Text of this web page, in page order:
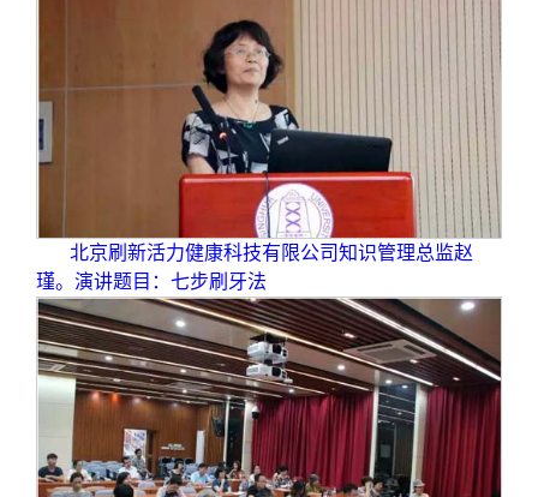
北京刷新活力健康科技有限公司知识管理总监赵
瑾。演讲题目：七步刷牙法